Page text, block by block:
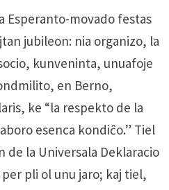
Esperanto-movado festas
jubileon: nia organizo, la
kunveninta, unuafoje
en Berno,
ke “la respekto de la
esenca kondiĉo.” Tiel
de la Universala Deklaracio
per pli ol unu jaro; kaj tiel,